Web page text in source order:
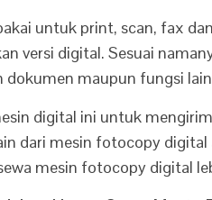
untuk print, scan, fax
versi digital. Sesuai
dokumen maupun fungsi
digital ini untuk
dari mesin fotocopy
mesin fotocopy digital